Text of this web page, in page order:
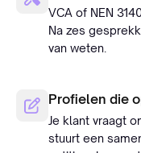
VCA of NEN
Na zes
van weten.
Profielen die
Je klant vraagt
stuurt een